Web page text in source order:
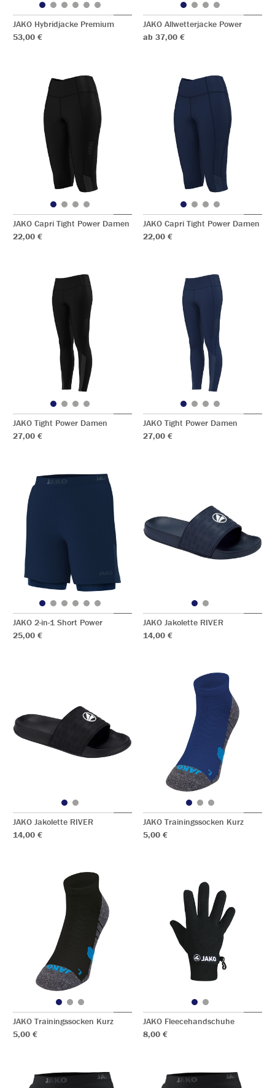
JAKO Hybridjacke Premium
53,00 €
JAKO Allwetterjacke Power
ab 37,00 €
JAKO Capri Tight Power Damen
22,00 €
JAKO Capri Tight Power Damen
22,00 €
JAKO Tight Power Damen
27,00 €
JAKO Tight Power Damen
27,00 €
JAKO 2-in-1 Short Power
25,00 €
JAKO Jakolette RIVER
14,00 €
JAKO Jakolette RIVER
14,00 €
JAKO Trainingssocken Kurz
5,00 €
JAKO Trainingssocken Kurz
5,00 €
JAKO Fleecehandschuhe
8,00 €